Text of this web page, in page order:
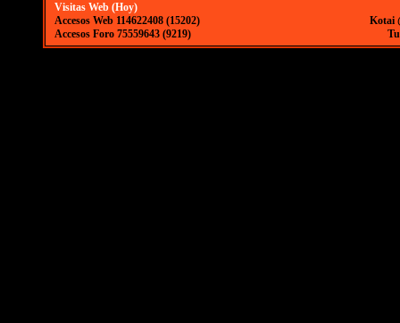
Visitas Web (Hoy)
Accesos Web 114622408 (15202)
Accesos Foro 75559643 (9219)
Kotai